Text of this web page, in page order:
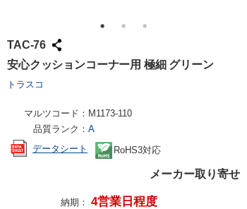
TAC-76
安心クッションコーナー用 極細 グリーン
トラスコ
マルツコード： M1173-110
品質ランク： A
データシート
RoHS3対応
メーカー取り寄せ
納期： 4営業日程度